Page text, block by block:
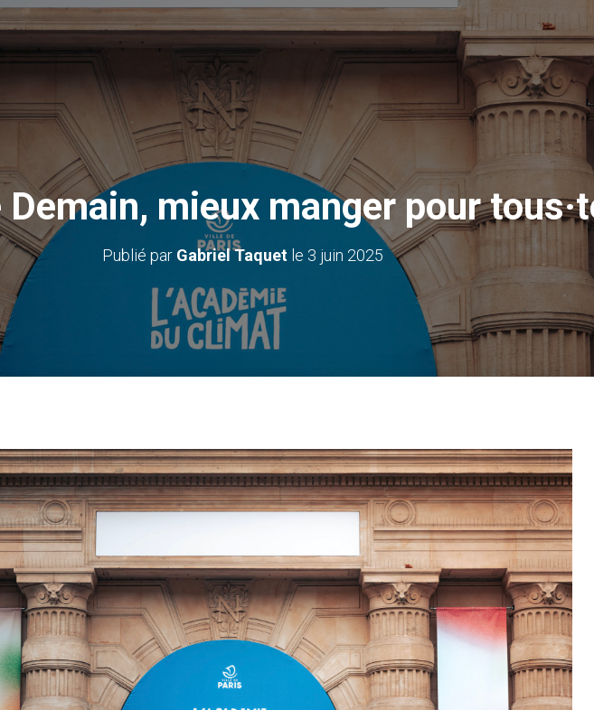
mieux manger pour
Publié par Gabriel Taquetle 3 juin 2025